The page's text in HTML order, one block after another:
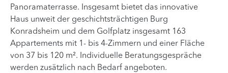
Panoramaterrasse. Insgesamt bietet das innovative
Haus unweit der geschichtsträchtigen Burg
Konradsheim und dem Golfplatz insgesamt 163
Appartements mit 1- bis 4-Zimmern und einer Fläche
von 37 bis 120 m². Individuelle Beratungsgespräche
werden zusätzlich nach Bedarf angeboten.